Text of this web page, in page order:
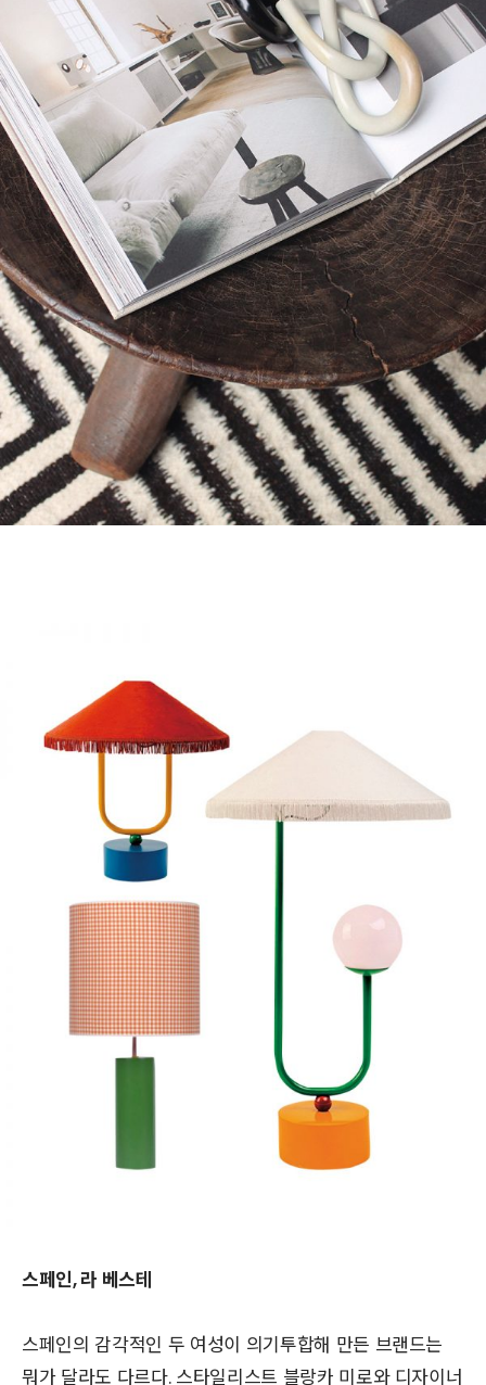
스페인, 라 베스테
스페인의 감각적인 두 여성이 의기투합해 만든 브랜드는
뭐가 달라도 다르다. 스타일리스트 블랑카 미로와 디자이너